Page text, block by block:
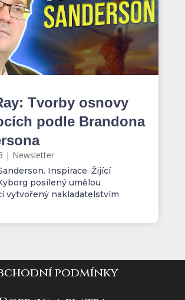
Tvorby osnovy
podle Brandona
| Newsletter
Inspirace. Žijící
posílený umělou
vytvořený nakladatelstvím
podmínky